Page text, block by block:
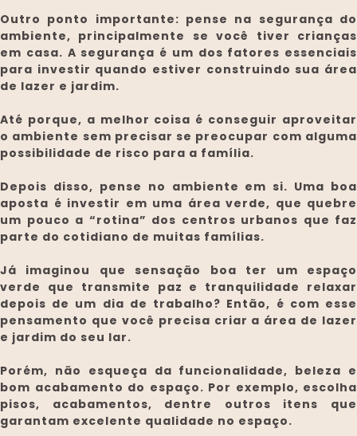
Outro ponto importante: pense na segurança do
ambiente, principalmente se você tiver crianças
em casa. A segurança é um dos fatores essenciais
para investir quando estiver construindo sua área
de lazer e jardim.
Até porque, a melhor coisa é conseguir aproveitar
o ambiente sem precisar se preocupar com alguma
possibilidade de risco para a família.
Depois disso, pense no ambiente em si. Uma boa
aposta é investir em uma área verde, que quebre
um pouco a “rotina” dos centros urbanos que faz
parte do cotidiano de muitas famílias.
Já imaginou que sensação boa ter um espaço
verde que transmite paz e tranquilidade relaxar
depois de um dia de trabalho? Então, é com esse
pensamento que você precisa criar a área de lazer
e jardim do seu lar.
Porém, não esqueça da funcionalidade, beleza e
bom acabamento do espaço. Por exemplo, escolha
pisos, acabamentos, dentre outros itens que
garantam excelente qualidade no espaço.